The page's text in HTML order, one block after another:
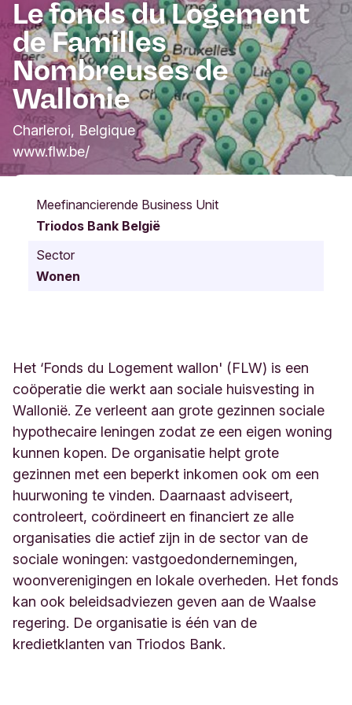
Le fonds du Logement
de Familles
Nombreuses de
Wallonie
Charleroi, Belgique
www.flw.be/
Meefinancierende Business Unit
Triodos Bank België
Sector
Wonen
Het ‘Fonds du Logement wallon' (FLW) is een
coöperatie die werkt aan sociale huisvesting in
Wallonië. Ze verleent aan grote gezinnen sociale
hypothecaire leningen zodat ze een eigen woning
kunnen kopen. De organisatie helpt grote
gezinnen met een beperkt inkomen ook om een
huurwoning te vinden. Daarnaast adviseert,
controleert, coördineert en financiert ze alle
organisaties die actief zijn in de sector van de
sociale woningen: vastgoedondernemingen,
woonverenigingen en lokale overheden. Het fonds
kan ook beleidsadviezen geven aan de Waalse
regering. De organisatie is één van de
kredietklanten van Triodos Bank.